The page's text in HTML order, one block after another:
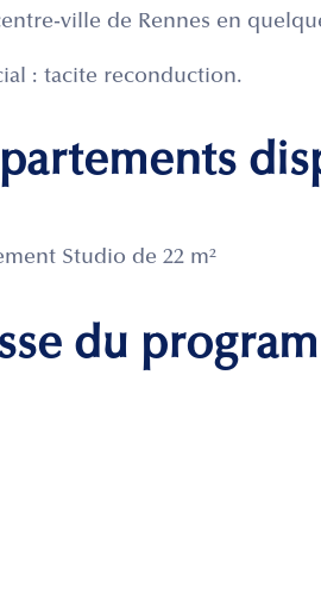
ville de Rennes en
: tacite reconduction.
Studio de 22 m²
du